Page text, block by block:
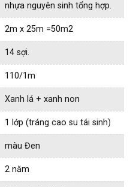
nhựa nguyên sinh tổng hợp.
2m x 25m =50m2
14 sợi.
110/1m
Xanh lá + xanh non
1 lớp (tráng cao su tái sinh)
màu Đen
2 năm